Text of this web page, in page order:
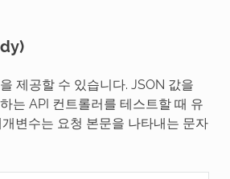
제공할 수 있습니다. JSON 값을
는 API 컨트롤러를 테스트할 때 유
변수는 요청 본문을 나타내는 문자